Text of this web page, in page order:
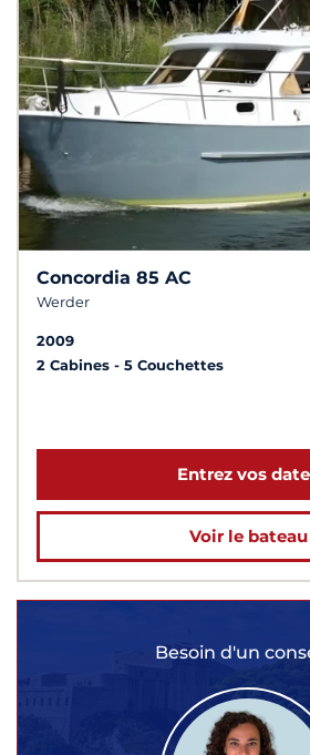
Concordia 85 AC
Werder
2009
2 Cabines
5 Couchettes
Entrez vos
Voir le bateau
Besoin d'un